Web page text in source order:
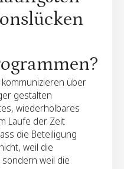
„Das ist Teil
werden nicht ein
immer wieder
Bei Programmen,
beruhen,
die ein starker
Kommunikation
Themen,
sichtbare
über
gestalten
wiederholbares
Laufe der Zeit
die Beteiligung
weil die
weil die